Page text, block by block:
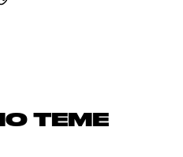
ТЕМЕ